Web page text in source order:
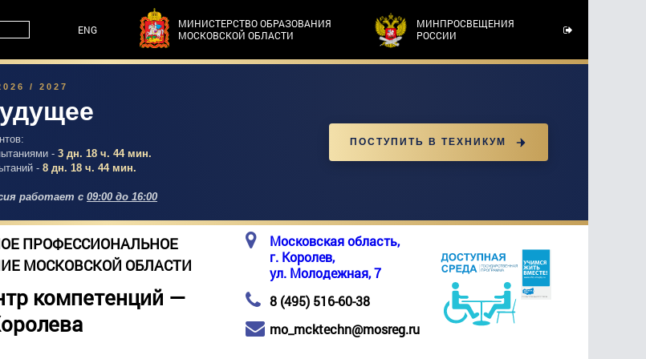
ENG
МИНИСТЕРСТВО ОБРАЗОВАНИЯ
МОСКОВСКОЙ ОБЛАСТИ
МИНПРОСВЕЩЕНИЯ
РОССИИ
/ 2027
- 3 дн. 18 ч. 43 мин.
- 8 дн. 18 ч. 43 мин.
работает с 09:00 до 16:00
ПОСТУПИТЬ В ТЕХНИКУМ
ПРОФЕССИОНАЛЬНОЕ
МОСКОВСКОЙ ОБЛАСТИ
компетенций —
Московская область,
г. Королев,
ул. Молодежная, 7
8 (495) 516-60-38
mo_mcktechn@mosreg.ru